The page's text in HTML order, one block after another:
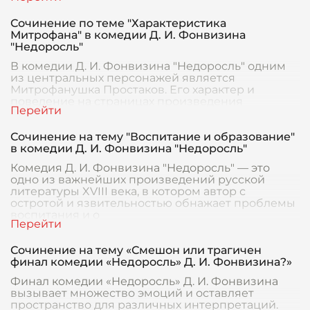
Сочинение по теме "Характеристика
Митрофана" в комедии Д. И. Фонвизина
"Недоросль"
В комедии Д. И. Фонвизина "Недоросль" одним
из центральных персонажей является
Митрофанушка Простаков. Его характер и
символизируют определённую
Сочинение на тему "Воспитание и образование"
в комедии Д. И. Фонвизина "Недоросль"
Комедия Д. И. Фонвизина "Недоросль" — это
одно из важнейших произведений русской
литературы XVIII века, в котором автор с
остротой и язвительностью обнажает проблемы
Сочинение на тему «Смешон или трагичен
финал комедии «Недоросль» Д. И. Фонвизина?»
Финал комедии «Недоросль» Д. И. Фонвизина
вызывает множество эмоций и оставляет
пространство для различных интерпретаций.